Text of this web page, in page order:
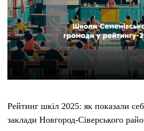
Рейтинг шкіл 2025: як показали
заклади Новгород-Сіверського